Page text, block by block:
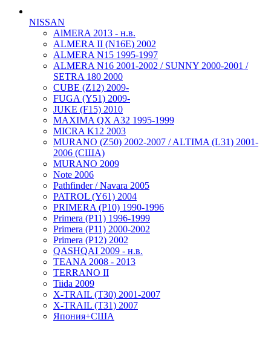
NISSAN
AlMERA 2013 - н.в.
ALMERA II (N16E) 2002
ALMERA N15 1995-1997
ALMERA N16 2001-2002 / SUNNY 2000-2001 /
SETRA 180 2000
CUBE (Z12) 2009-
FUGA (Y51) 2009-
JUKE (F15) 2010
MAXIMA QX A32 1995-1999
MICRA K12 2003
MURANO (Z50) 2002-2007 / ALTIMA (L31) 2001-
2006 (США)
MURANO 2009
Note 2006
Pathfinder / Navara 2005
PATROL (Y61) 2004
PRIMERA (P10) 1990-1996
Primera (P11) 1996-1999
Primera (P11) 2000-2002
Primera (P12) 2002
QASHQAI 2009 - н.в.
TEANA 2008 - 2013
TERRANO II
Tiida 2009
X-TRAIL (T30) 2001-2007
X-TRAIL (T31) 2007
Япония+США